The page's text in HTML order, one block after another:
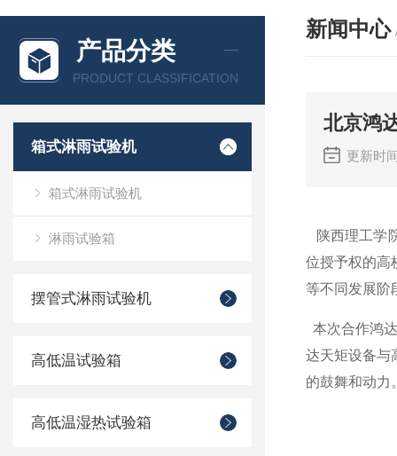
产品分类
PRODUCT CLASSIFICATION
箱式淋雨试验机
箱式淋雨试验机
淋雨试验箱
摆管式淋雨试验机
高低温试验箱
高低温湿热试验箱
新闻中心
北京鸿
更新时
陕西理工学
位授予权的高
等不同发展阶
本次合作鸿
达天矩设备与
的鼓舞和动力